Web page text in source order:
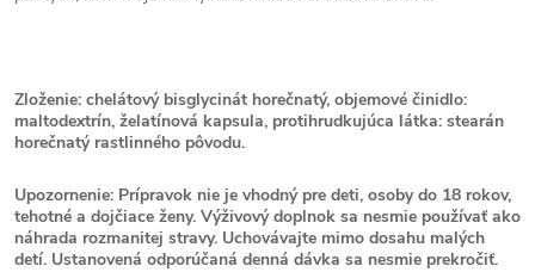
Zloženie: chelátový bisglycinát horečnatý, objemové činidlo:
maltodextrín, želatínová kapsula, protihrudkujúca látka: stearán
horečnatý rastlinného pôvodu.
Upozornenie: Prípravok nie je vhodný pre deti, osoby do 18 rokov,
tehotné a dojčiace ženy. Výživový doplnok sa nesmie používať ako
náhrada rozmanitej stravy. Uchovávajte mimo dosahu malých
detí. Ustanovená odporúčaná denná dávka sa nesmie prekročiť.